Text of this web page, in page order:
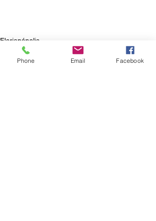
Florianópolis
Phone Email Facebook